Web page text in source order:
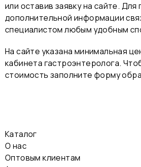
или оставив заявку на сайте. Для
дополнительной информации
специалистом любым удобным
На сайте указана минимальная
кабинета гастроэнтеролога.
стоимость заполните форму
Каталог
О нас
Оптовым клиентам